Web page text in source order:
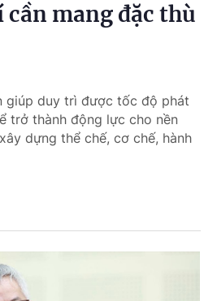
cần mang đặc thù
giúp duy trì được tốc độ phát
trở thành động lực cho nền
dựng thể chế, cơ chế, hành